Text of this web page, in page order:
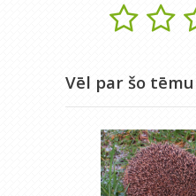
Vēl par šo tēmu